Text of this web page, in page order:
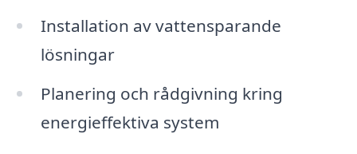
Installation av vattensparande
lösningar
Planering och rådgivning kring
energieffektiva system